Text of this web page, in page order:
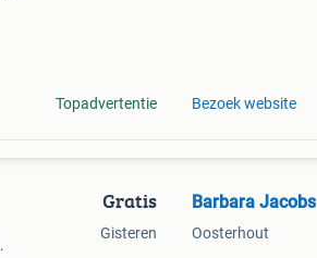
Topadvertentie Bezoek website
Gratis
Gisteren
Barbara Jacobs
Oosterhout